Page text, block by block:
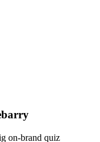
on-brand quiz